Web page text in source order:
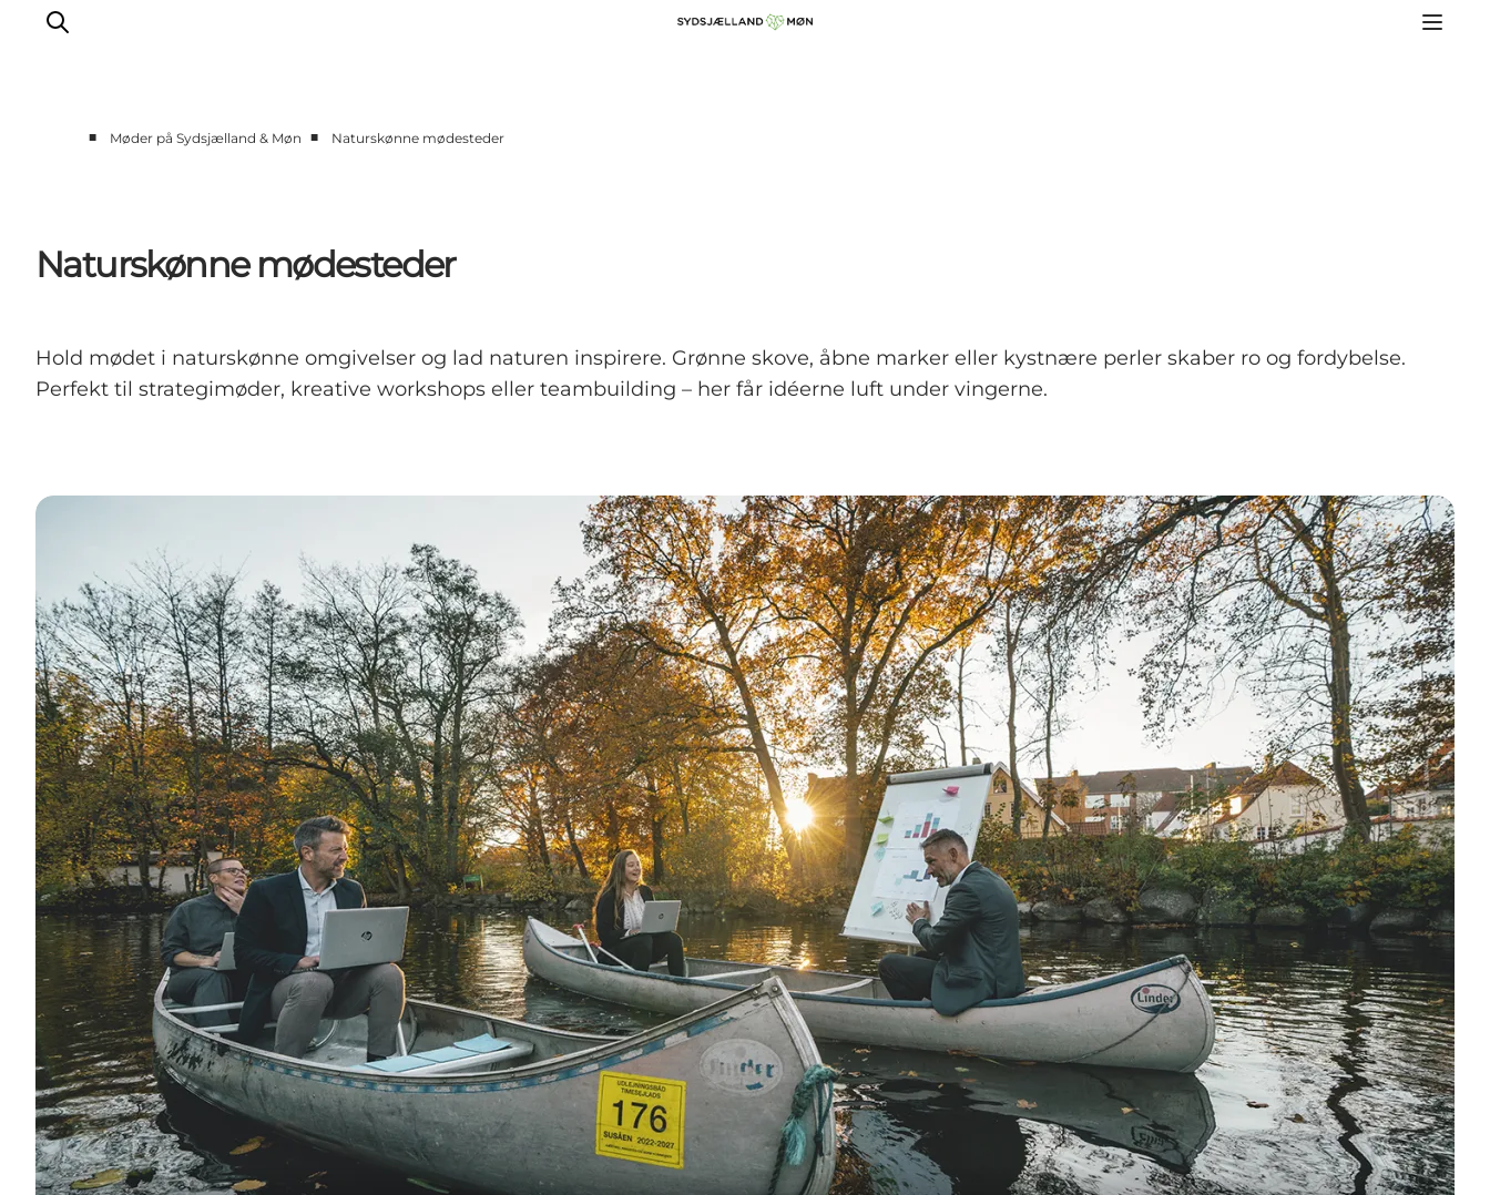
Intime mødesteder
De store møder
■ Møder på Sydsjælland & Møn ■ Naturskønne mødesteder
Naturskønne mødesteder
Hold mødet i naturskønne omgivelser og lad naturen inspirere. Grønne skove, åbne marker eller kystnære perler skaber ro og fordybelse.
Perfekt til strategimøder, kreative workshops eller teambuilding – her får idéerne luft under vingerne.